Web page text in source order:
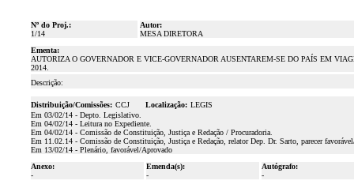
Nº do Proj.:
1/14
Autor:
MESA DIRETORA
Ementa:
AUTORIZA O GOVERNADOR E VICE-GOVERNADOR AUSENTAREM-SE DO PAÍS EM
2014.
Descrição:
Distribuição/Comissões: CCJ Localização: LEGIS
Em 03/02/14 - Depto. Legislativo.
Em 04/02/14 - Leitura no Expediente.
Em 04/02/14 - Comissão de Constituição, Justiça e Redação / Procuradoria.
Em 11.02.14 - Comissão de Constituição, Justiça e Redação, relator Dep. Dr. Sarto, parecer
Em 13/02/14 - Plenário, favorável/Aprovado
Anexo:
-
Emenda(s):
-
Autógrafo:
-